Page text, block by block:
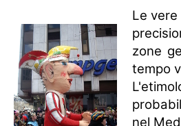
Le
zone
tempo
nel